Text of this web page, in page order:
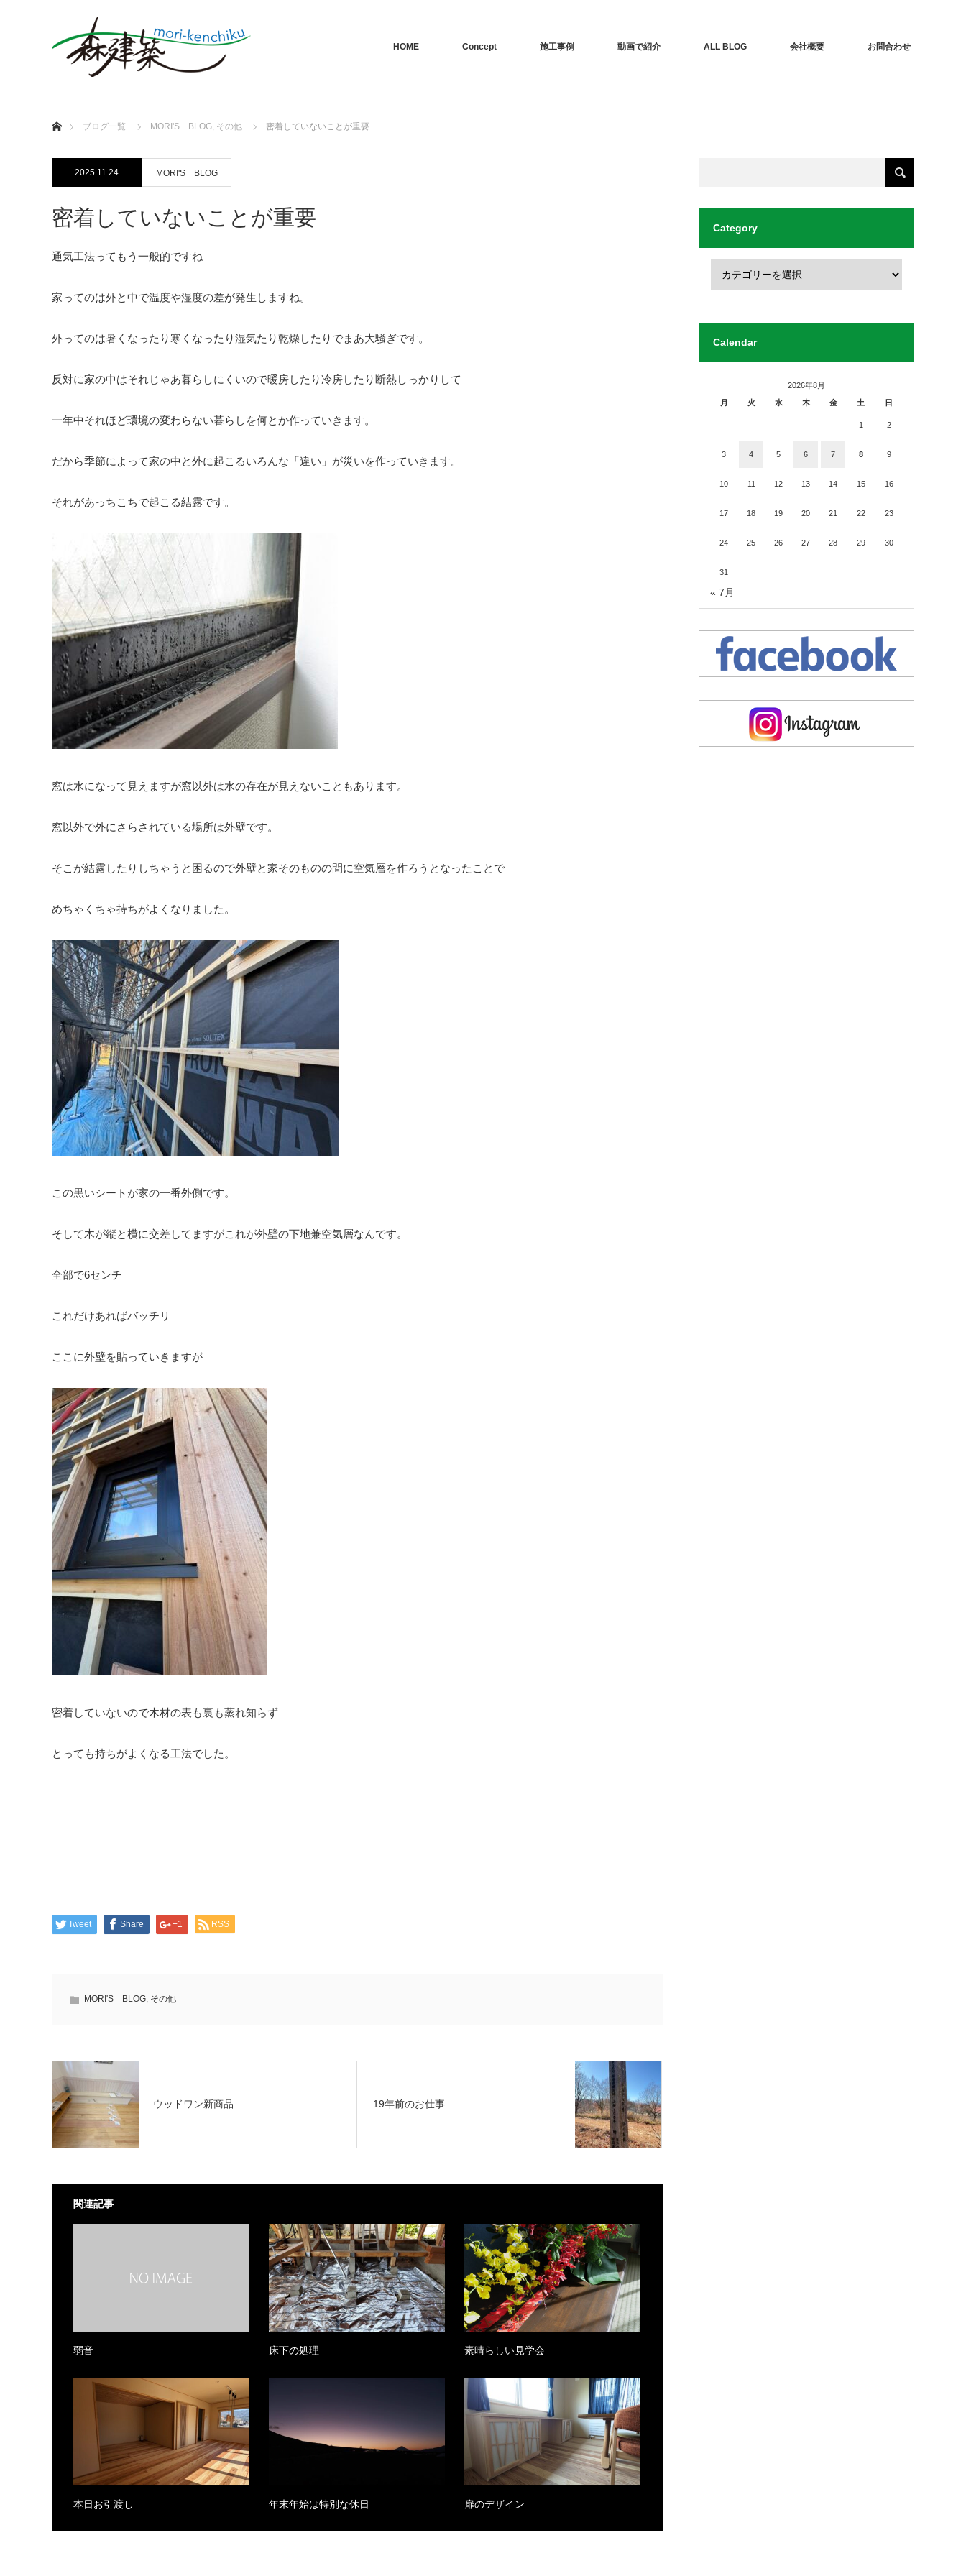
HOME Concept 施工事例 動画で紹介 ALL BLOG 会社概要 お問合わせ
ブログ一覧
MORI'S BLOG, その他 密着していないことが重要
2025.11.24 MORI'S BLOG
密着していないことが重要
通気工法ってもう一般的ですね
家ってのは外と中で温度や湿度の差が発生しますね。
外ってのは暑くなったり寒くなったり湿気たり乾燥したりでまあ大騒ぎです。
反対に家の中はそれじゃあ暮らしにくいので暖房したり冷房したり断熱しっかりして
一年中それほど環境の変わらない暮らしを何とか作っていきます。
だから季節によって家の中と外に起こるいろんな「違い」が災いを作っていきます。
それがあっちこちで起こる結露です。
窓は水になって見えますが窓以外は水の存在が見えないこともあります。
窓以外で外にさらされている場所は外壁です。
そこが結露したりしちゃうと困るので外壁と家そのものの間に空気層を作ろうとなったことで
めちゃくちゃ持ちがよくなりました。
この黒いシートが家の一番外側です。
そして木が縦と横に交差してますがこれが外壁の下地兼空気層なんです。
全部で6センチ
これだけあればバッチリ
ここに外壁を貼っていきますが
密着していないので木材の表も裏も蒸れ知らず
とっても持ちがよくなる工法でした。
Tweet Share +1 RSS
MORI'S BLOG, その他
ウッドワン新商品 19年前のお仕事
関連記事
弱音 床下の処理 素晴らしい見学会
本日お引渡し 年末年始は特別な休日 扉のデザイン
Category
Calendar
2026年8月
月
火 水 木 金 土 日
1 2
3 4 5 6 7 8 9
10 11 12 13 14 15 16
17 18 19 20 21 22 23
24 25 26 27 28 29 30
31
« 7月